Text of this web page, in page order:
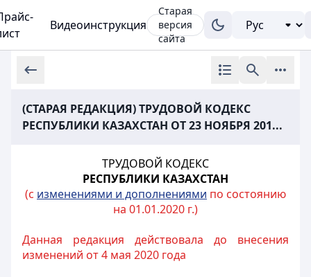
Видеоинструкция
Старая
версия
сайта
(СТАРАЯ РЕДАКЦИЯ) ТРУДОВОЙ КОДЕКС
РЕСПУБЛИКИ КАЗАХСТАН ОТ 23 НОЯБРЯ 201...
ТРУДОВОЙ КОДЕКС
РЕСПУБЛИКИ КАЗАХСТАН
(с изменениями и дополнениями по состоянию
на 01.01.2020 г.)
Данная редакция действовала до внесения
изменений от 4 мая 2020 года